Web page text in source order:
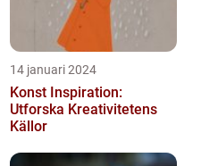
14 januari 2024
Konst Inspiration:
Utforska Kreativitetens
Källor